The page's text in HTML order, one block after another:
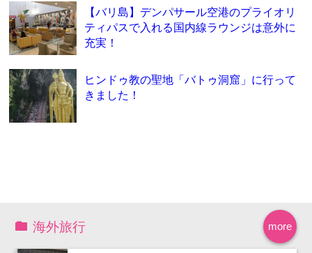
【バリ島】デンパサール空港のプライオリ
ティパスで入れる国内線ラウンジは意外に
充実！
ヒンドゥ教の聖地「バトゥ洞窟」に行って
きました！
more
海外旅行